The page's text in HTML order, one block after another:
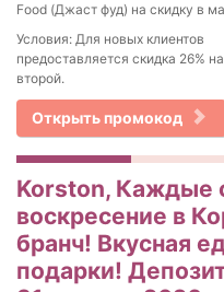
Food (Джаст фуд) на скидку в
Условия: Для новых клиентов
предоставляется скидка 26%
второй.
Открыть промокод
Korston, Каждые
воскресение в
бранч! Вкусная
подарки!